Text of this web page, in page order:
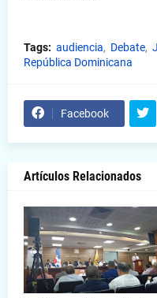
Tags: audiencia Debate
República Dominicana
Facebook
Artículos Relacionados